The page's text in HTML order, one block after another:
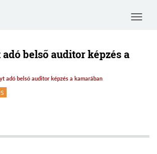
Toggle
belső auditor képzés a
adó belső auditor képzés a kamarában